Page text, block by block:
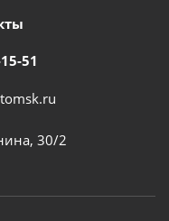
51
30/2